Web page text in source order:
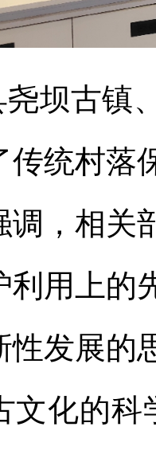
坝古镇
传统村落
调，相关
利用上的
性发展的
文化的科